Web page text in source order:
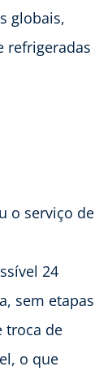
globais,
refrigeradas
o serviço de
24
sem etapas
troca de
o que